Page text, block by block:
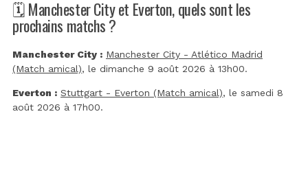
🗓️ Manchester City et Everton, quels sont les
prochains matchs ?
Manchester City : Manchester City - Atlético Madrid
(Match amical), le dimanche 9 août 2026 à 13h00.
Everton : Stuttgart - Everton (Match amical), le samedi 8
août 2026 à 17h00.